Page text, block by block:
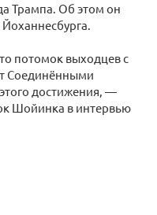
Трампа. Об этом он
потомок выходцев с
Соединёнными
достижения, —
Шойинка в интервью